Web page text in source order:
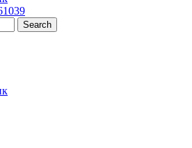
Search